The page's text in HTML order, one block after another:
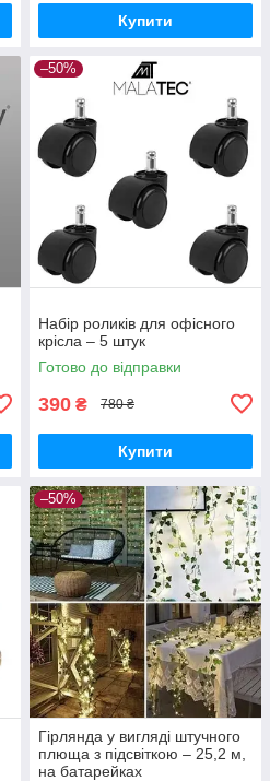
Купити
–50%
Набір роликів для офісного
крісла – 5 штук
Готово до відправки
390 ₴ 780 ₴
Купити
–50%
Гірлянда у вигляді штучного
плюща з підсвіткою – 25,2 м,
на батарейках